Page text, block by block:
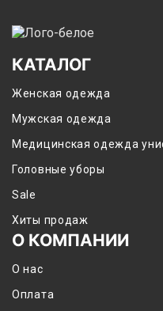
КАТАЛОГ
Женская одежда
Мужская одежда
Медицинская одежда
Головные уборы
Sale
Хиты продаж
О КОМПАНИИ
О нас
Оплата